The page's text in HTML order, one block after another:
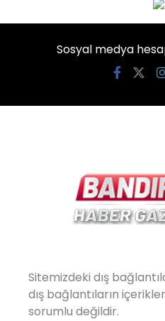
Sosyal medya
Sitemizdeki dış
dış bağlantıların
sorumlu değildir.